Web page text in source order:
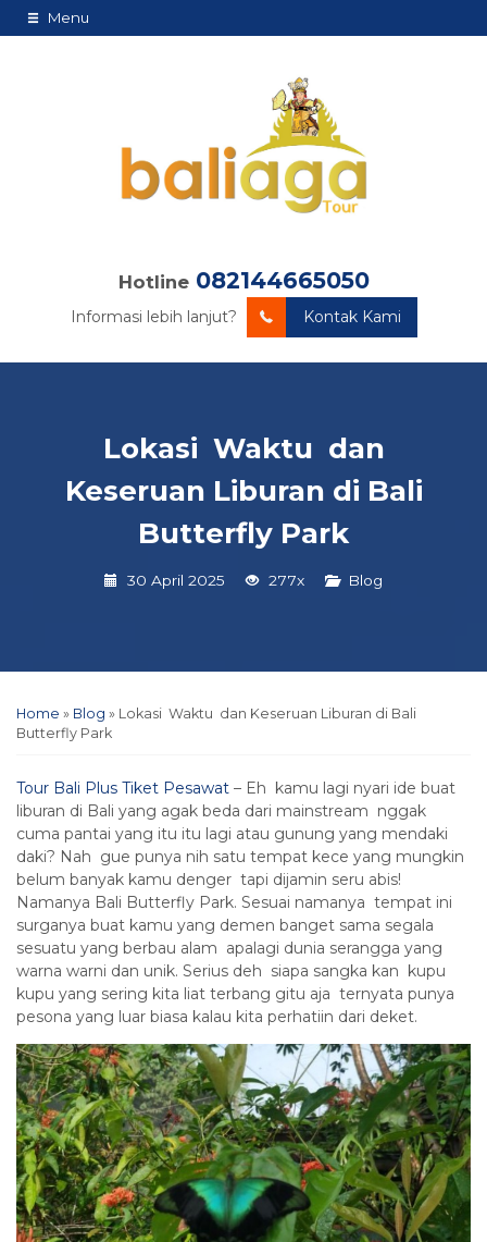
Menu
Hotline 082144665050
Informasi lebih lanjut? Kontak Kami
Lokasi Waktu dan
Keseruan Liburan di Bali
Butterfly Park
30 April 2025 277x Blog
Home » Blog » Lokasi Waktu dan Keseruan Liburan di Bali
Butterfly Park
Tour Bali Plus Tiket Pesawat – Eh kamu lagi nyari ide buat
liburan di Bali yang agak beda dari mainstream nggak
cuma pantai yang itu itu lagi atau gunung yang mendaki
daki? Nah gue punya nih satu tempat kece yang mungkin
belum banyak kamu denger tapi dijamin seru abis!
Namanya Bali Butterfly Park. Sesuai namanya tempat ini
surganya buat kamu yang demen banget sama segala
sesuatu yang berbau alam apalagi dunia serangga yang
warna warni dan unik. Serius deh siapa sangka kan kupu
kupu yang sering kita liat terbang gitu aja ternyata punya
pesona yang luar biasa kalau kita perhatiin dari deket.